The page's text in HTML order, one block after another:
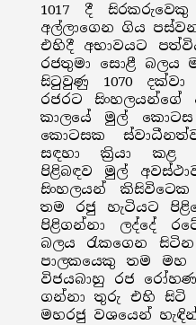
1017 දී
අල්ලාගෙන ගිය
එහිදී අභාවයට
රජතුමා සොළී බලය
සිටුවුණු 1070
රජරට සිංහලයන්ගේ
කාලයේ මුල්
කොටසක
සඳහා ක්‍රියා කළ
පිළිබඳව මුල්
සිංහලයන්
තම රජු හැටියට
පිළිගන්නා ලද්දේ
බලය රැකගෙන
පාලකයෙකු තම මහ
විජයබාහු රජ
ගන්නා තුරු එහි සිටි
මහරජු වශයෙන්